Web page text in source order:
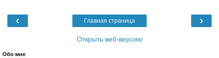
‹ ›
Главная страница
Открыть веб-версию
Обо мне